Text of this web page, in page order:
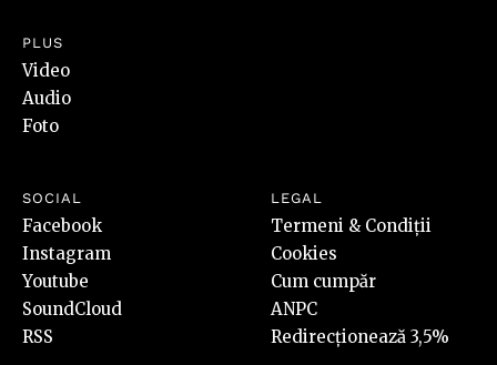
PLUS
Video
Audio
Foto
SOCIAL
Facebook
Instagram
Youtube
SoundCloud
RSS
LEGAL
Termeni & Condiții
Cookies
Cum cumpăr
ANPC
Redirecționează 3,5%